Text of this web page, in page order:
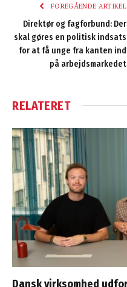
FOREGÅENDE ARTIKEL
Direktør og fagforbund: Der
skal gøres en politisk indsats
for at få unge fra kanten ind
på arbejdsmarkedet
RELATERET
Dansk virksomhed